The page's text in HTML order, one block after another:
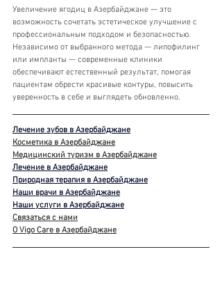
Увеличение ягодиц в Азербайджане — это
возможность сочетать эстетическое улучшение с
профессиональным подходом и безопасностью.
Независимо от выбранного метода — липофилинг
или импланты — современные клиники
обеспечивают естественный результат, помогая
пациентам обрести красивые контуры, повысить
уверенность в себе и выглядеть обновленно.
Лечение зубов в Азербайджане
Косметика в Азербайджане
Медицинский туризм в Азербайджане
Лечение в Азербайджане
Природная терапия в Азербайджане
Наши врачи в Азербайджане
Наши услуги в Азербайджане
Связаться с нами
О Vigo Care в Азербайджане